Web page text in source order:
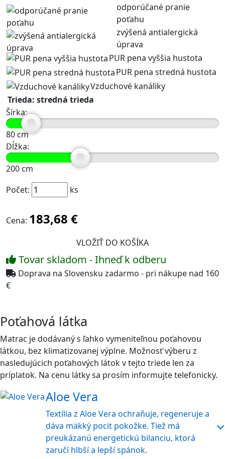
odporúčané pranie
poťahu
zvýšená antialergická
úprava
PUR pena vyššia hustota
PUR pena stredná hustota
Vzduchové kanáliky
Trieda: stredná trieda
Šírka:
80 cm
Dĺžka:
200 cm
Počet:
ks
Cena: 183,68 €
Tovar skladom - Ihneď k odberu
Doprava na Slovensku zadarmo - pri nákupe nad 160
€
Poťahová látka
Matrac je dodávaný s ľahko vymeniteľnou poťahovou
látkou, bez klimatizovanej výplne. Možnosť výberu z
nasledujúcich poťahových látok v tejto triede len za
príplatok. Na cenu látky sa prosím informujte telefonicky.
Aloe Vera
Textília z Aloe Vera ochraňuje, regeneruje a
dáva mäkký pocit pokožke. Tiež má
preukázanú energetickú bilanciu, ktorá
zaručí hlbší a lepší spánok.